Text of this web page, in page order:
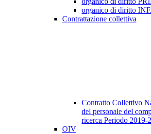
organico di diritto
Contrattazione collettiva
Contratto Collettivo
del personale del
ricerca Periodo 2019-
OIV